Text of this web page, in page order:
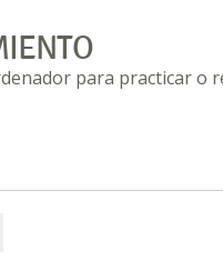
para practicar o